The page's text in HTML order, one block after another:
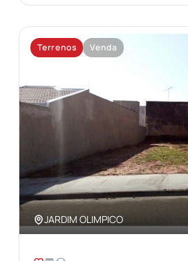
Terrenos Venda
JARDIM OLIMPICO